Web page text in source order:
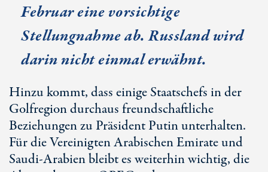
Februar eine vorsichtige
Stellungnahme ab. Russland wird
darin nicht einmal erwähnt.
Hinzu kommt, dass einige Staatschefs in der
Golfregion durchaus freundschaftliche
Beziehungen zu Präsident Putin unterhalten.
Für die Vereinigten Arabischen Emirate und
Saudi-Arabien bleibt es weiterhin wichtig, die